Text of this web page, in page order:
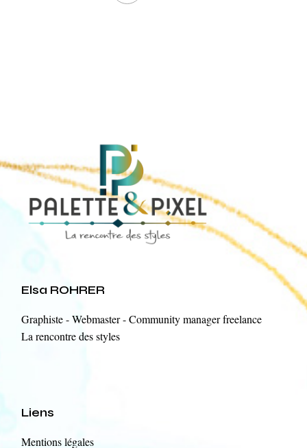
Elsa ROHRER
Graphiste - Webmaster - Community manager freelance
La rencontre des styles
Liens
Mentions légales